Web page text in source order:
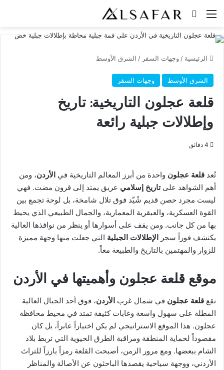
القائمة بحث عن
الرئيسية / وجهات السفر / الشرق الأوسط
الشرق الأوسط وجهات السفر
قلعة عجلون التاريخية: تاريخ
وإطلالات جبلية رائعة
تُعد قلعة عجلون واحدة من أبرز المعالم التاريخية في الأردن، ومن
أهم الشواهد علىتاريخ إسلامي عريق يمتد إلى قرون مضت. فهي
ليست مجرد حصن قديم شُيّد فوق تلال شامخة، بل لوحة تجمع بين
القوة العسكرية، والعبقرية المعمارية، والجمال الطبيعي الذي يحيط
بها من كل جانب. ومن يقف على أسوارها أو ينظر من نوافذها العالية
يكتشف فوراً سحر الإطلالات الجبلية التي جعلت منها وجهة مميزة
للزوار والمهتمين بالتاريخ والطبيعة معاً.
موقع قلعة عجلون وأهميتها في الأردن
تقع قلعة عجلون في شمال غرب الأردن، فوق أحد الجبال العالية
المطلة على سهول واسعة وغابات كثيفة تمتد في محيط محافظة
عجلون. هذا الموقع الاستراتيجي لم يكن اختياراً عابراً، بل كان
مقصوداً لحماية المنطقة ومراقبة الطرق الحيوية التي تربط بلاد
الشام ببعضها. ومع مرور الزمن، أصبحت القلعة رمزاً بارزاً للتراث
الأردني، ووجهة سياحية يقصدها الباحثون عن الأصالة والمناظر